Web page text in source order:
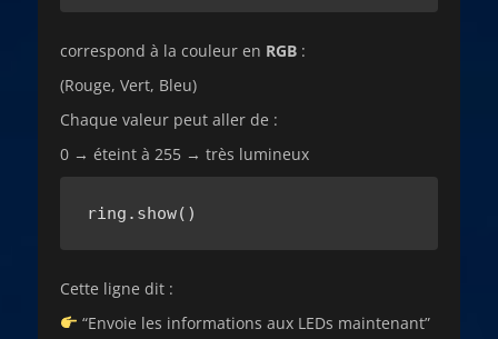
correspond à la couleur en RGB :
(Rouge, Vert, Bleu)
Chaque valeur peut aller de :
0 → éteint à 255 → très lumineux
ring.show()
Cette ligne dit :
“Envoie les informations aux LEDs maintenant”